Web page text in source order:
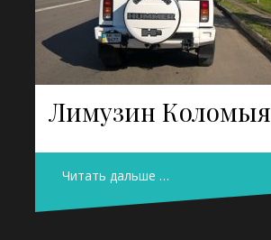
Лимузин Коломыя
Читать дальше …